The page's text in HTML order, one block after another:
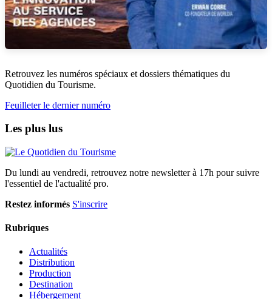
Retrouvez les numéros spéciaux et dossiers thématiques du
Quotidien du Tourisme.
Feuilleter le dernier numéro
Les plus lus
Du lundi au vendredi, retrouvez notre newsletter à 17h pour suivre
l'essentiel de l'actualité pro.
Restez informés S'inscrire
Rubriques
Actualités
Distribution
Production
Destination
Hébergement